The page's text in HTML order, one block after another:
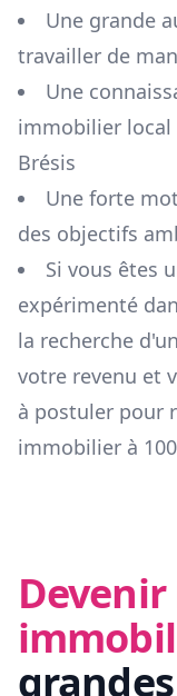
Une grande
travailler de
Une
immobilier local
Brésis
Une forte
des objectifs
Si vous êtes
expérimenté
la recherche
votre revenu et
à postuler pour
immobilier à